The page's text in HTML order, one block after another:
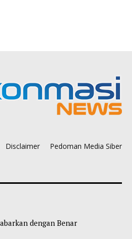
Disclaimer Pedoman Media Siber
dengan Benar